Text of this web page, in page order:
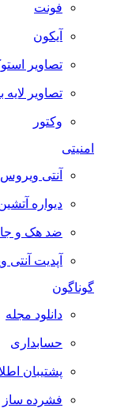
فونت
آیکون
تصاویر استوک
تصاویر لایه باز
وکتور
آنتی ویروس
دیواره آتشین
ضد هک و
آپدیت آنتی ویروس
گوناگون
دانلود مجله
حسابداری
پشتیبان اطلاعات
فشرده ساز